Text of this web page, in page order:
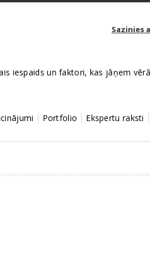
Sazinies
iespaids un faktori, kas jāņem vērā
Portfolio Ekspertu raksti